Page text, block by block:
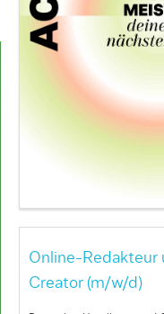
Online-Redakteur
Creator (m/w/d)